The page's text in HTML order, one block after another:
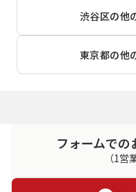
渋谷区の他
東京都の他
フォームでの
（1営